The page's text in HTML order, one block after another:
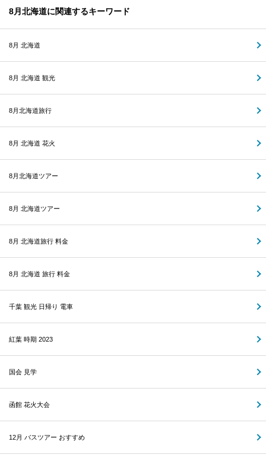
8月北海道に関連するキーワード
8月 北海道
8月 北海道 観光
8月北海道旅行
8月 北海道 花火
8月北海道ツアー
8月 北海道ツアー
8月 北海道旅行 料金
8月 北海道 旅行 料金
千葉 観光 日帰り 電車
紅葉 時期 2023
国会 見学
函館 花火大会
12月 バスツアー おすすめ